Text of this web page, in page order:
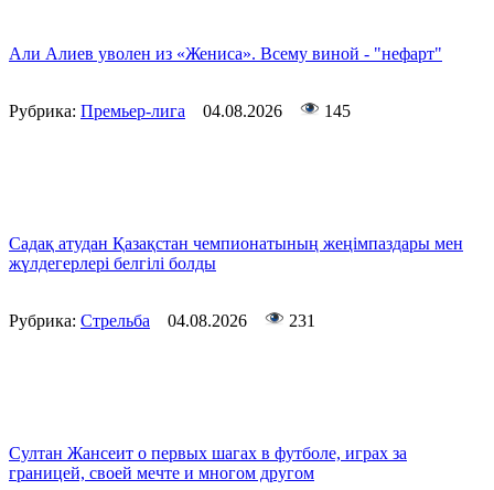
Али Алиев уволен из «Жениса». Всему виной - "нефарт"
Рубрика: Премьер-лига 04.08.2026 145
Садақ атудан Қазақстан чемпионатының жеңімпаздары мен
жүлдегерлері белгілі болды
Рубрика: Стрельба 04.08.2026 231
Султан Жансеит о первых шагах в футболе, играх за
границей, своей мечте и многом другом